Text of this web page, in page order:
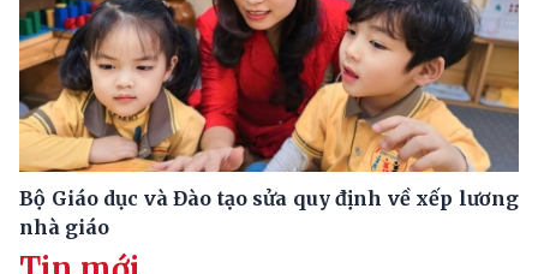
Bộ Giáo dục và Đào tạo sửa quy định về xếp lương
nhà giáo